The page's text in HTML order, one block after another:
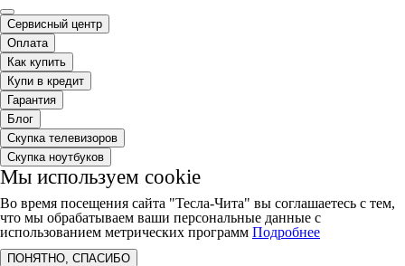
Сервисный центр
Оплата
Как купить
Купи в кредит
Гарантия
Блог
Скупка телевизоров
Скупка ноутбуков
Мы используем cookie
Во время посещения сайта "Тесла-Чита" вы соглашаетесь с тем,
что мы обрабатываем ваши персональные данные с
использованием метрических программ Подробнее
ПОНЯТНО, СПАСИБО